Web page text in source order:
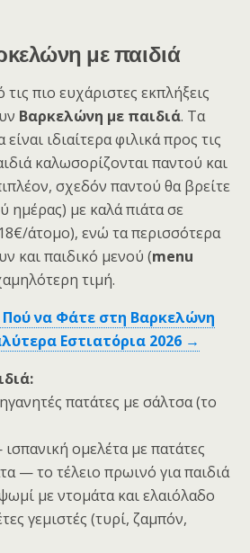
με παιδιά
πιο ευχάριστες εκπλήξεις
Βαρκελώνη με παιδιά. Τα
ιδιαίτερα φιλικά προς τις
καλωσορίζονται παντού και
σχεδόν παντού θα βρείτε
ημέρας) με καλά πιάτα σε
άτομο), ενώ τα περισσότερα
και παιδικό μενού (menu
τιμή.
να Φάτε στη Βαρκελώνη
Εστιατόρια 2026 →
πατάτες με σάλτσα (το
ομελέτα με πατάτες
— το τέλειο πρωινό για παιδιά
με ντομάτα και ελαιόλαδο
γεμιστές (τυρί, ζαμπόν,